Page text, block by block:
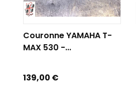
Couronne YAMAHA T-
MAX 530 -...
Prix
139,00 €